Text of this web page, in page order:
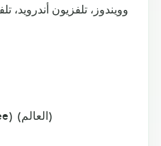
وويندوز، تلفزيون أندرويد،
سبوتيفاي فري (Spotify Free) (العالم)